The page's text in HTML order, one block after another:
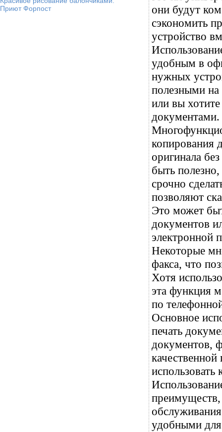
Приют Форпост
они будут
сэкономить
устройство
удобным в
нужных
полезными на
или вы
документами.
копирования
оригинала
быть
срочно
позволяют
Это может
документов
электронной
Некоторые
факса, что
Хотя
эта функция
по
Основное
печать
документов,
использовать
преимуществ,
удобными